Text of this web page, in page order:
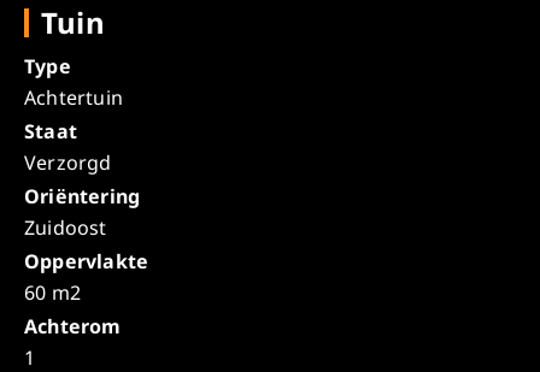
Tuin
Type
Achtertuin
Staat
Verzorgd
Oriëntering
Zuidoost
Oppervlakte
60 m2
Achterom
1